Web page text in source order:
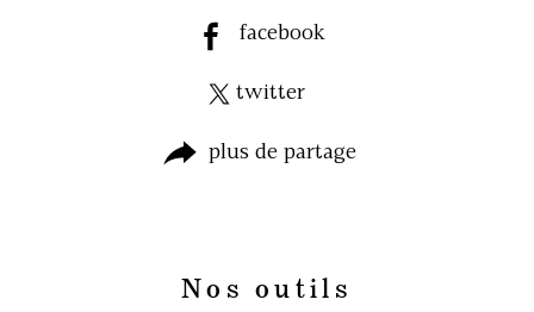
facebook
twitter
plus de partage
Nos outils